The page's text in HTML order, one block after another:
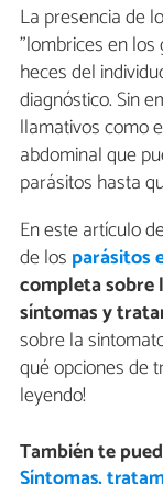
La presencia de
"lombrices en
heces del
diagnóstico. Sin
llamativos como
abdominal que
parásitos hasta
En este artículo
de los parásitos
completa sobre
síntomas y
sobre la
qué opciones de
leyendo!
También te